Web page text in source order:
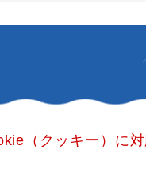
（クッキー）に